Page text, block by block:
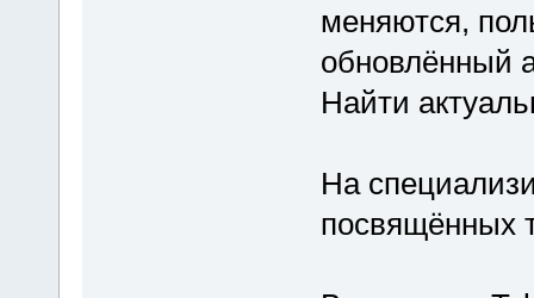
меняются,
обновлённый
Найти
На
посвящённых